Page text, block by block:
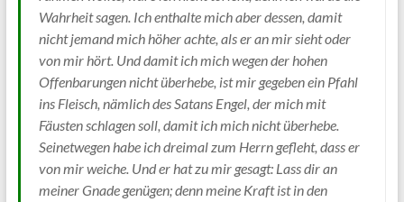
Wahrheit sagen. Ich enthalte mich aber dessen, damit
nicht jemand mich höher achte, als er an mir sieht oder
von mir hört. Und damit ich mich wegen der hohen
Offenbarungen nicht überhebe, ist mir gegeben ein Pfahl
ins Fleisch, nämlich des Satans Engel, der mich mit
Fäusten schlagen soll, damit ich mich nicht überhebe.
Seinetwegen habe ich dreimal zum Herrn gefleht, dass er
von mir weiche. Und er hat zu mir gesagt: Lass dir an
meiner Gnade genügen; denn meine Kraft ist in den